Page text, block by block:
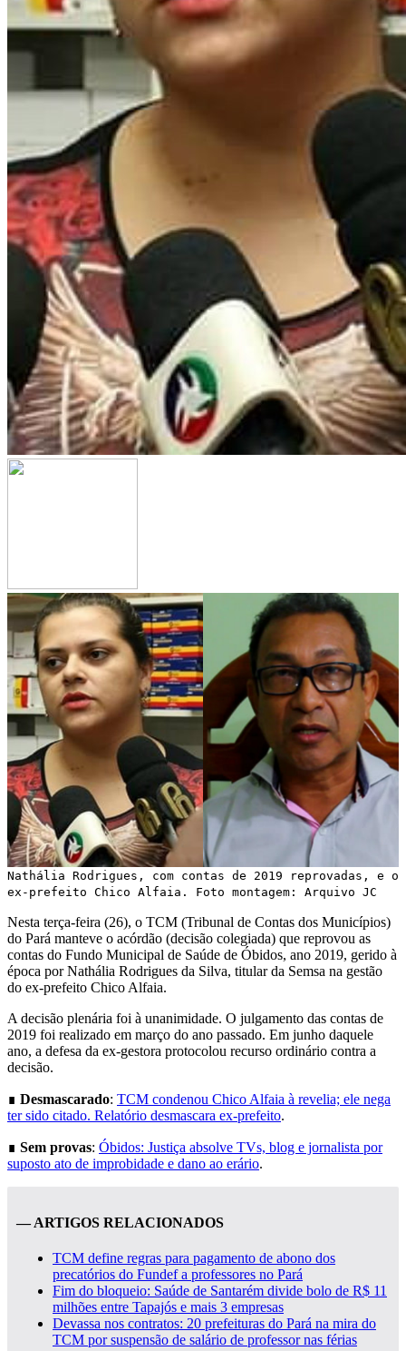
Nathália Rodrigues, com contas de 2019 reprovadas, e o
ex-prefeito Chico Alfaia. Foto montagem: Arquivo JC
Nesta terça-feira (26), o TCM (Tribunal de Contas dos Municípios)
do Pará manteve o acórdão (decisão colegiada) que reprovou as
contas do Fundo Municipal de Saúde de Óbidos, ano 2019, gerido à
época por Nathália Rodrigues da Silva, titular da Semsa na gestão
do ex-prefeito Chico Alfaia.
A decisão plenária foi à unanimidade. O julgamento das contas de
2019 foi realizado em março do ano passado. Em junho daquele
ano, a defesa da ex-gestora protocolou recurso ordinário contra a
decisão.
∎ Desmascarado: TCM condenou Chico Alfaia à revelia; ele nega
ter sido citado. Relatório desmascara ex-prefeito.
∎ Sem provas: Óbidos: Justiça absolve TVs, blog e jornalista por
suposto ato de improbidade e dano ao erário.
— ARTIGOS RELACIONADOS
TCM define regras para pagamento de abono dos
precatórios do Fundef a professores no Pará
Fim do bloqueio: Saúde de Santarém divide bolo de R$ 11
milhões entre Tapajós e mais 3 empresas
Devassa nos contratos: 20 prefeituras do Pará na mira do
TCM por suspensão de salário de professor nas férias